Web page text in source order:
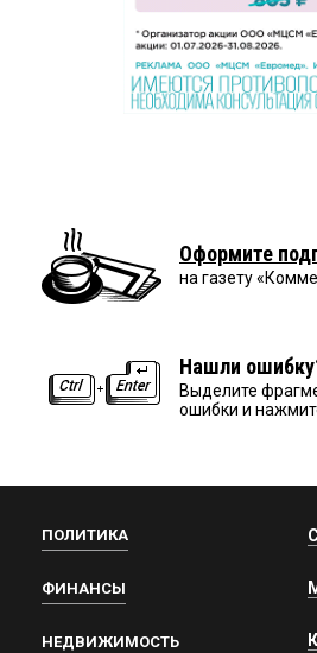
Оформите
на газету
Нашли
Выделите
ошибки и
ПОЛИТИКА
ФИНАНСЫ
НЕДВИЖИМОСТЬ